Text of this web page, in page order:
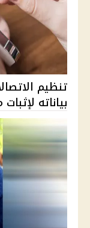
تنظيم
بياناته